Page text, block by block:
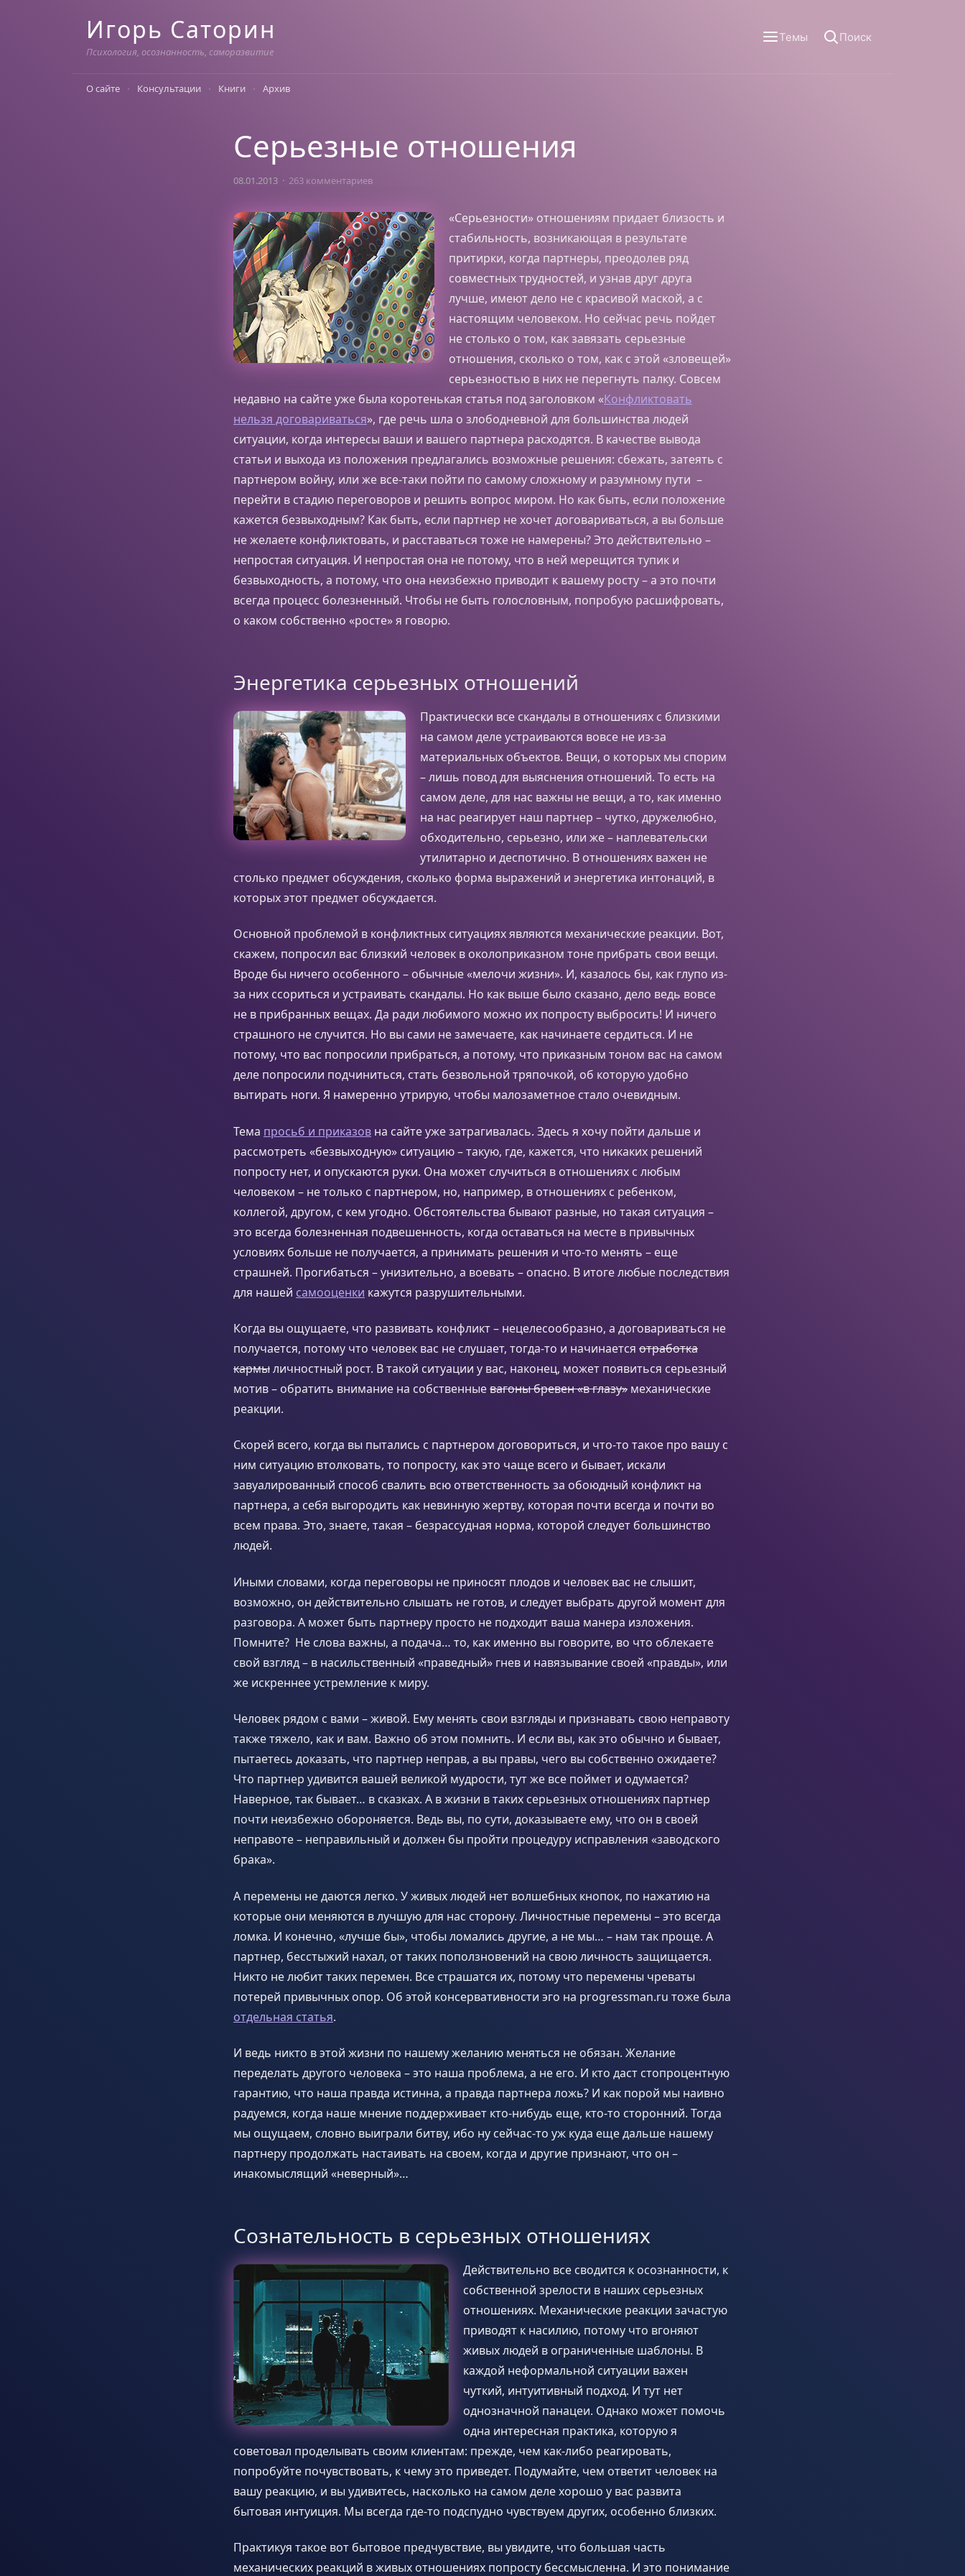
Игорь Саторин
Психология, осознанность, саморазвитие
Темы Поиск
О сайте Консультации Книги Архив
Серьезные отношения
08.01.2013 263 комментариев
«Серьезности» отношениям придает близость и
стабильность, возникающая в результате
притирки, когда партнеры, преодолев ряд
совместных трудностей, и узнав друг друга
лучше, имеют дело не с красивой маской, а с
настоящим человеком. Но сейчас речь пойдет
не столько о том, как завязать серьезные
отношения, сколько о том, как с этой «зловещей»
серьезностью в них не перегнуть палку. Совсем
недавно на сайте уже была коротенькая статья под заголовком «Конфликтовать
нельзя договариваться», где речь шла о злободневной для большинства людей
ситуации, когда интересы ваши и вашего партнера расходятся. В качестве вывода
статьи и выхода из положения предлагались возможные решения: сбежать, затеять с
партнером войну, или же все-таки пойти по самому сложному и разумному пути –
перейти в стадию переговоров и решить вопрос миром. Но как быть, если положение
кажется безвыходным? Как быть, если партнер не хочет договариваться, а вы больше
не желаете конфликтовать, и расставаться тоже не намерены? Это действительно –
непростая ситуация. И непростая она не потому, что в ней мерещится тупик и
безвыходность, а потому, что она неизбежно приводит к вашему росту – а это почти
всегда процесс болезненный. Чтобы не быть голословным, попробую расшифровать,
о каком собственно «росте» я говорю.
Энергетика серьезных отношений
Практически все скандалы в отношениях с близкими
на самом деле устраиваются вовсе не из-за
материальных объектов. Вещи, о которых мы спорим
– лишь повод для выяснения отношений. То есть на
самом деле, для нас важны не вещи, а то, как именно
на нас реагирует наш партнер – чутко, дружелюбно,
обходительно, серьезно, или же – наплевательски
утилитарно и деспотично. В отношениях важен не
столько предмет обсуждения, сколько форма выражений и энергетика интонаций, в
которых этот предмет обсуждается.
Основной проблемой в конфликтных ситуациях являются механические реакции. Вот,
скажем, попросил вас близкий человек в околоприказном тоне прибрать свои вещи.
Вроде бы ничего особенного – обычные «мелочи жизни». И, казалось бы, как глупо из-
за них ссориться и устраивать скандалы. Но как выше было сказано, дело ведь вовсе
не в прибранных вещах. Да ради любимого можно их попросту выбросить! И ничего
страшного не случится. Но вы сами не замечаете, как начинаете сердиться. И не
потому, что вас попросили прибраться, а потому, что приказным тоном вас на самом
деле попросили подчиниться, стать безвольной тряпочкой, об которую удобно
вытирать ноги. Я намеренно утрирую, чтобы малозаметное стало очевидным.
Тема просьб и приказов на сайте уже затрагивалась. Здесь я хочу пойти дальше и
рассмотреть «безвыходную» ситуацию – такую, где, кажется, что никаких решений
попросту нет, и опускаются руки. Она может случиться в отношениях с любым
человеком – не только с партнером, но, например, в отношениях с ребенком,
коллегой, другом, с кем угодно. Обстоятельства бывают разные, но такая ситуация –
это всегда болезненная подвешенность, когда оставаться на месте в привычных
условиях больше не получается, а принимать решения и что-то менять – еще
страшней. Прогибаться – унизительно, а воевать – опасно. В итоге любые последствия
для нашей самооценки кажутся разрушительными.
Когда вы ощущаете, что развивать конфликт – нецелесообразно, а договариваться не
получается, потому что человек вас не слушает, тогда-то и начинается отработка
кармыличностный рост. В такой ситуации у вас, наконец, может появиться серьезный
мотив – обратить внимание на собственныевагоны бревен «в глазу» механические
реакции.
Скорей всего, когда вы пытались с партнером договориться, и что-то такое про вашу с
ним ситуацию втолковать, то попросту, как это чаще всего и бывает, искали
завуалированный способ свалить всю ответственность за обоюдный конфликт на
партнера, а себя выгородить как невинную жертву, которая почти всегда и почти во
всем права. Это, знаете, такая – безрассудная норма, которой следует большинство
людей.
Иными словами, когда переговоры не приносят плодов и человек вас не слышит,
возможно, он действительно слышать не готов, и следует выбрать другой момент для
разговора. А может быть партнеру просто не подходит ваша манера изложения.
Помните? Не слова важны, а подача… то, как именно вы говорите, во что облекаете
свой взгляд – в насильственный «праведный» гнев и навязывание своей «правды», или
же искреннее устремление к миру.
Человек рядом с вами – живой. Ему менять свои взгляды и признавать свою неправоту
также тяжело, как и вам. Важно об этом помнить. И если вы, как это обычно и бывает,
пытаетесь доказать, что партнер неправ, а вы правы, чего вы собственно ожидаете?
Что партнер удивится вашей великой мудрости, тут же все поймет и одумается?
Наверное, так бывает… в сказках. А в жизни в таких серьезных отношениях партнер
почти неизбежно обороняется. Ведь вы, по сути, доказываете ему, что он в своей
неправоте – неправильный и должен бы пройти процедуру исправления «заводского
брака».
А перемены не даются легко. У живых людей нет волшебных кнопок, по нажатию на
которые они меняются в лучшую для нас сторону. Личностные перемены – это всегда
ломка. И конечно, «лучше бы», чтобы ломались другие, а не мы… – нам так проще. А
партнер, бесстыжий нахал, от таких поползновений на свою личность защищается.
Никто не любит таких перемен. Все страшатся их, потому что перемены чреваты
потерей привычных опор. Об этой консервативности эго на progressman.ru тоже была
отдельная статья.
И ведь никто в этой жизни по нашему желанию меняться не обязан. Желание
переделать другого человека – это наша проблема, а не его. И кто даст стопроцентную
гарантию, что наша правда истинна, а правда партнера ложь? И как порой мы наивно
радуемся, когда наше мнение поддерживает кто-нибудь еще, кто-то сторонний. Тогда
мы ощущаем, словно выиграли битву, ибо ну сейчас-то уж куда еще дальше нашему
партнеру продолжать настаивать на своем, когда и другие признают, что он –
инакомыслящий «неверный»…
Сознательность в серьезных отношениях
Действительно все сводится к осознанности, к
собственной зрелости в наших серьезных
отношениях. Механические реакции зачастую
приводят к насилию, потому что вгоняют
живых людей в ограниченные шаблоны. В
каждой неформальной ситуации важен
чуткий, интуитивный подход. И тут нет
однозначной панацеи. Однако может помочь
одна интересная практика, которую я
советовал проделывать своим клиентам: прежде, чем как-либо реагировать,
попробуйте почувствовать, к чему это приведет. Подумайте, чем ответит человек на
вашу реакцию, и вы удивитесь, насколько на самом деле хорошо у вас развита
бытовая интуиция. Мы всегда где-то подспудно чувствуем других, особенно близких.
Практикуя такое вот бытовое предчувствие, вы увидите, что большая часть
механических реакций в живых отношениях попросту бессмысленна. И это понимание